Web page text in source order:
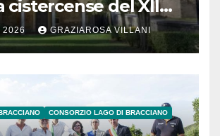
cistercense del XII
2026 GRAZIAROSA VILLANI
CONSORZIO LAGO DI BRACCIANO